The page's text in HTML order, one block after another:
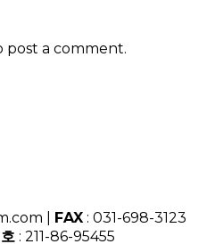
post a comment.
| FAX : 031-698-3123
: 211-86-95455